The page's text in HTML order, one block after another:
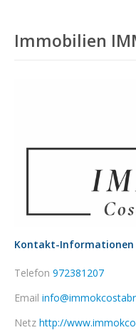
Immobilien
Kontakt-Informationen
Telefon 972381207
Email
Netz http://